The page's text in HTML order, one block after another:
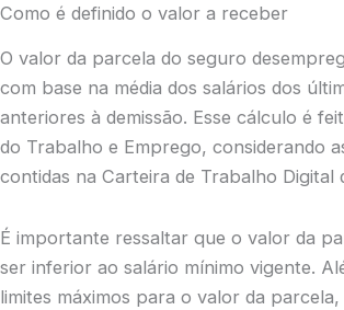
Como é definido o valor a receber
O valor da parcela do seguro
com base na média dos salários dos
anteriores à demissão. Esse cálculo é
do Trabalho e Emprego, considerando
contidas na Carteira de Trabalho Digital
É importante ressaltar que o valor da
ser inferior ao salário mínimo vigente.
limites máximos para o valor da parcela,